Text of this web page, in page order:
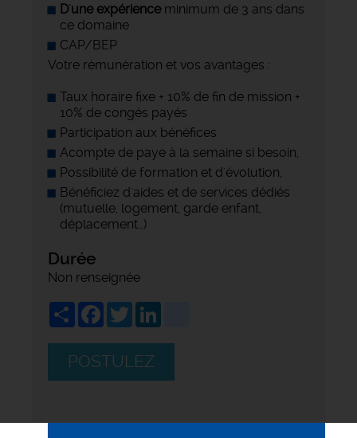
D'une expérienceminimum de 3 ans dans
ce domaine
CAP/BEP
Votre rémunération et vos avantages :
Taux horaire fixe + 10% de fin de mission +
10% de congés payés
Participation aux bénéfices
Acompte de paye à la semaine si besoin,
Possibilité de formation et d'évolution,
Bénéficiez d'aides et de services dédiés
(mutuelle, logement, garde enfant,
déplacement…)
Durée
Non renseignée
ShareFacebook
Twitter
POSTULEZ